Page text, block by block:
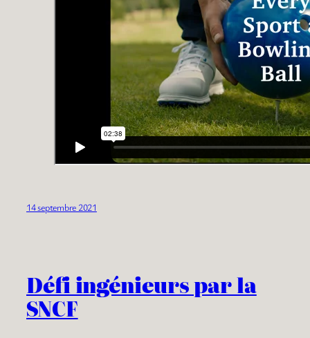
14 septembre 2021
Défi ingénieurs par la
SNCF